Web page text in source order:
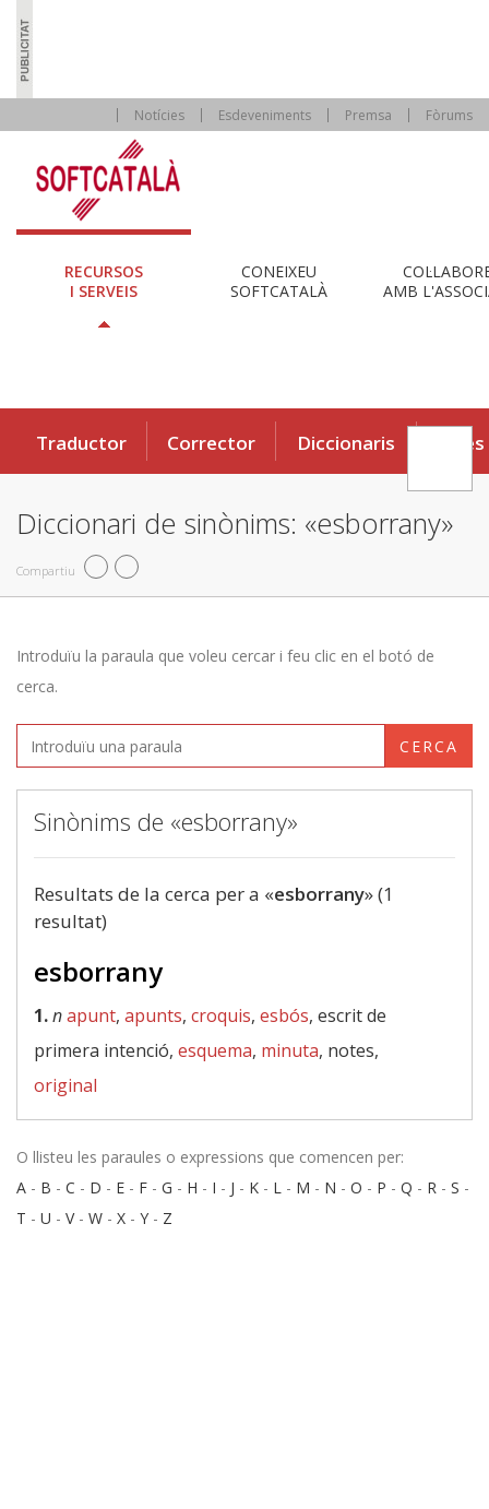
Notícies Esdeveniments Premsa Fòrums
RECURSOS
I SERVEIS
CONEIXEU
SOFTCATALÀ
AMB
Traductor Corrector Diccionaris Eines
Diccionari de sinònims: «esborrany»
Compartiu
Introduïu la paraula que voleu cercar i feu clic en el botó de
cerca.
CERCA
Sinònims de «esborrany»
Resultats de la cerca per a «esborrany» (1
resultat)
esborrany
1.napunt, apunts, croquis, esbós, escrit de
primera intenció, esquema, minuta, notes,
original
O llisteu les paraules o expressions que comencen per:
A - B - C - D - E - F - G - H - I - J - K - L - M - N - O - P - Q - R - S -
T - U - V- W - X - Y - Z